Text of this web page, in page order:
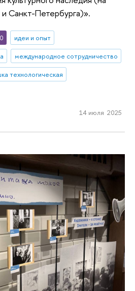
Санкт-Петербурга)».
идеи и опыт
международное сотрудничество
технологическая
14 июля 2025